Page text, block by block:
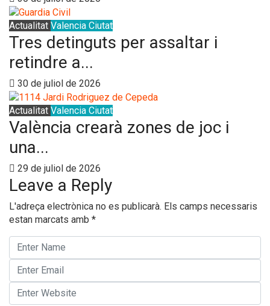
Actualitat Valencia Ciutat
Tres detinguts per assaltar i
retindre a...
30 de juliol de 2026
Actualitat Valencia Ciutat
València crearà zones de joc i
una...
29 de juliol de 2026
Leave a Reply
L'adreça electrònica no es publicarà. Els camps necessaris
estan marcats amb *